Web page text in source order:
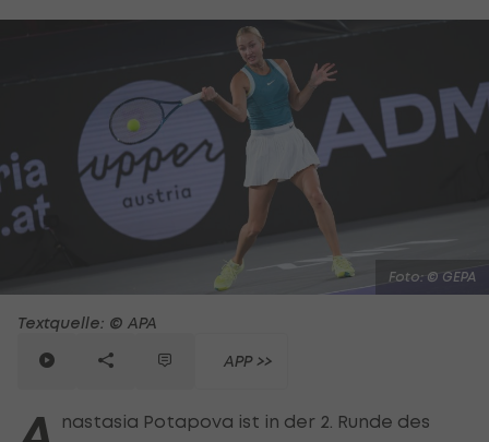
Foto: © GEPA
Textquelle: © APA
APP >>
nastasia Potapova ist in der 2. Runde des